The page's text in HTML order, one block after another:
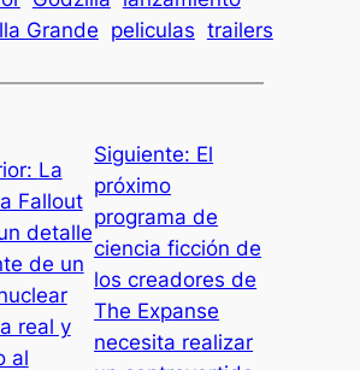
Grande peliculas trailers
La
Fallout
detalle
de un
real y
al
Siguiente: El
próximo
programa de
ciencia ficción de
los creadores de
The Expanse
necesita realizar